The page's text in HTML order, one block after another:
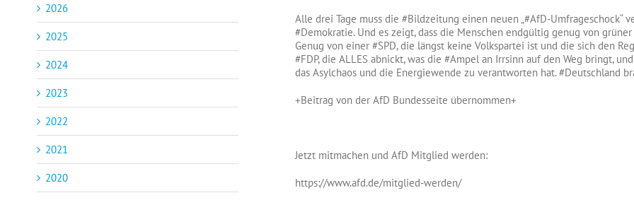
Alle drei Tage muss die#Bildzeitung einen neuen „#AfD-Umfrageschock“
#Demokratie. Und es zeigt, dass die Menschen endgültig genug von
Genug von einer#SPD, die längst keine Volkspartei ist und die sich den
#FDP, die ALLES abnickt, was die#Ampel an Irrsinn auf den Weg bringt,
das Asylchaos und die Energiewende zu verantworten hat.#Deutschland
+Beitrag von der AfD Bundesseite übernommen+
Jetzt mitmachen und AfD Mitglied werden:
https://www.afd.de/mitglied-werden/
2026
2025
2024
2023
2022
2021
2020